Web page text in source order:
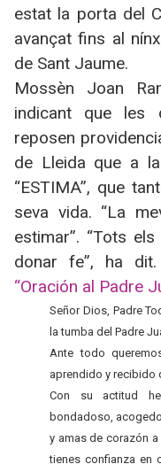
estat la porta del
avançat fins al
de Sant Jaume.
Mossèn Joan
indicant que les
reposen
de Lleida que a
“ESTIMA”, que
seva vida. “La
estimar”. “Tots
donar fe”, ha
“Oración al Padre
Señor Dios, Padre
la tumba del Padre
Ante todo
aprendido y recibido
Con su actitud
bondadoso,
y amas de corazón
tienes confianza en